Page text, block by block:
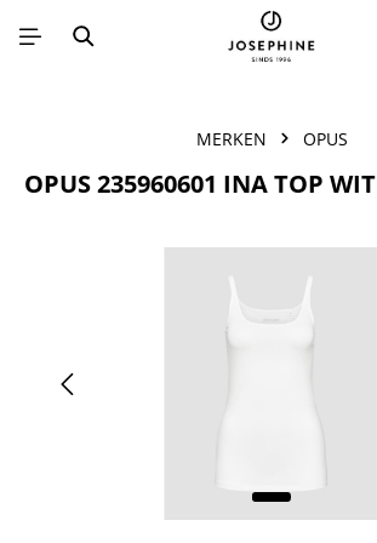
Ga naar de hoofdinhoud
MERKEN OPUS
OPUS 235960601 INA TOP WIT